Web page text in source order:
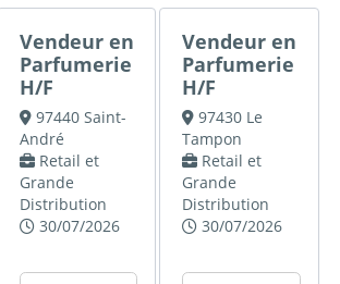
Vendeur en
Parfumerie
H/F
97440 Saint-
André
Retail et
Grande
Distribution
30/07/2026
Vendeur en
Parfumerie
H/F
97430 Le
Tampon
Retail et
Grande
Distribution
30/07/2026